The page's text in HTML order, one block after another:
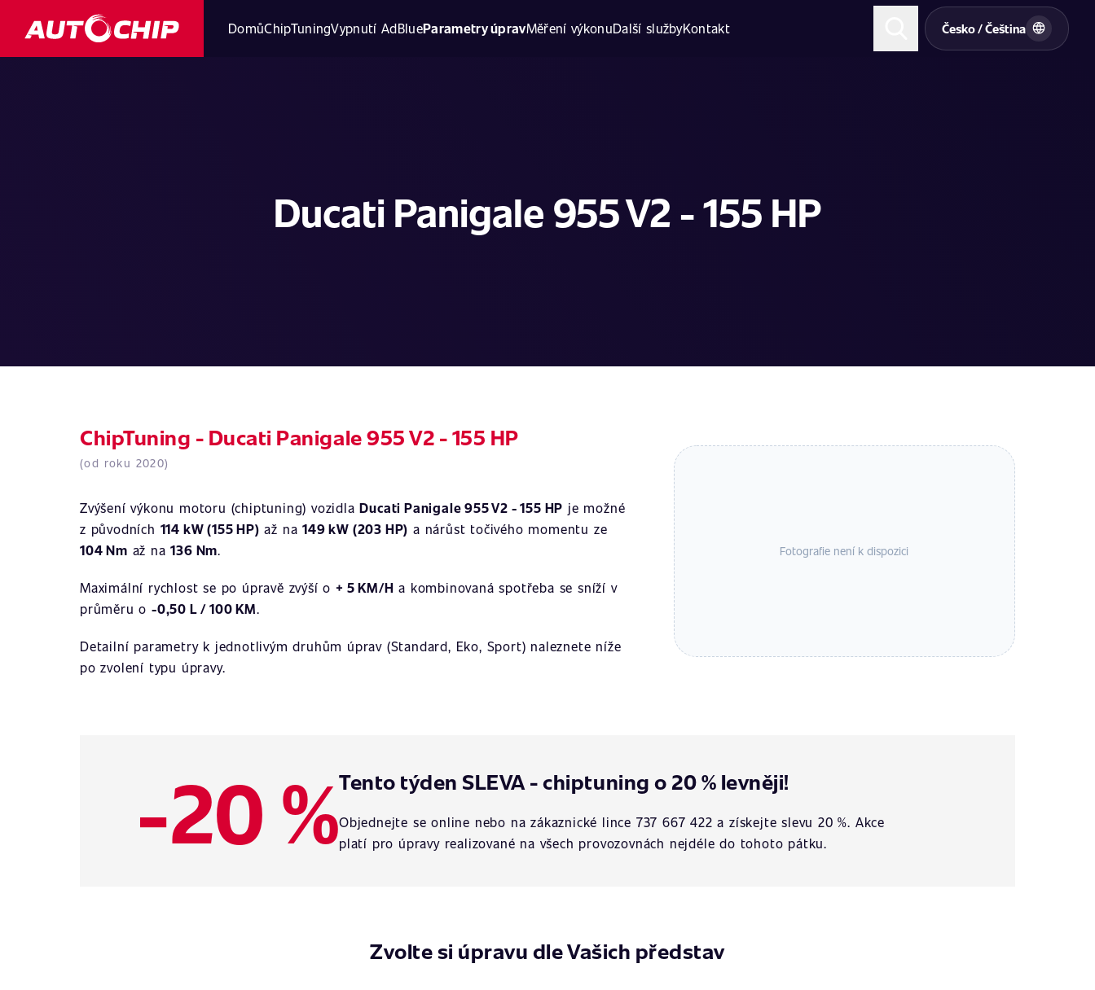
DomůChipTuningVypnutí AdBlueParametry úpravMěření výkonuDalší službyKontakt Česko / Čeština
Ducati Panigale 955 V2 - 155 HP
ChipTuning - Ducati Panigale 955 V2 - 155 HP
(od roku 2020)
Zvýšení výkonu motoru (chiptuning) vozidlaDucati Panigale 955 V2 - 155 HP je možné
z původních 114 kW (155 HP) až na149 kW (203 HP) a nárůst točivého momentu ze
104 Nm až na136 Nm.
Maximální rychlost se po úpravě zvýší o + 5 KM/H a kombinovaná spotřeba se sníží v
průměru o-0,50 L / 100 KM.
Detailní parametry k jednotlivým druhům úprav (Standard, Eko, Sport) naleznete níže
po zvolení typu úpravy.
Fotografie není k dispozici
-20 %Tento týden SLEVA - chiptuning o 20 % levněji!
Objednejte se online nebo na zákaznické lince 737 667 422 a získejte slevu 20 %. Akce
platí pro úpravy realizované na všech provozovnách nejdéle do tohoto pátku.
Zvolte si úpravu dle Vašich představ